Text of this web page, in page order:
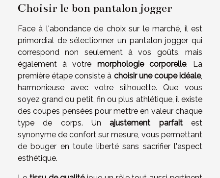
Choisir le bon pantalon jogger
Face à l'abondance de choix sur le marché, il est
primordial de sélectionner un pantalon jogger qui
correspond non seulement à vos goûts, mais
également à votre morphologie corporelle. La
première étape consiste à choisir une coupe idéale,
harmonieuse avec votre silhouette. Que vous
soyez grand ou petit, fin ou plus athlétique, il existe
des coupes pensées pour mettre en valeur chaque
type de corps. Un ajustement parfaitest
synonyme de confort sur mesure, vous permettant
de bouger en toute liberté sans sacrifier l'aspect
esthétique.